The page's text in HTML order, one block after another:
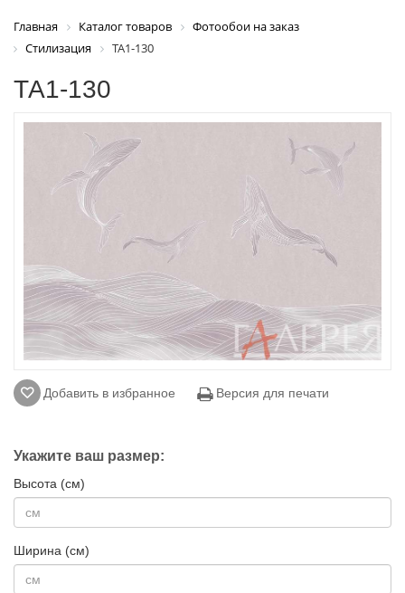
Главная Каталог товаров
Фотообои на заказ
Стилизация
ТА1-130
ТА1-130
Добавить в избранное Версия для печати
Укажите ваш размер:
Высота (см)
Ширина (см)